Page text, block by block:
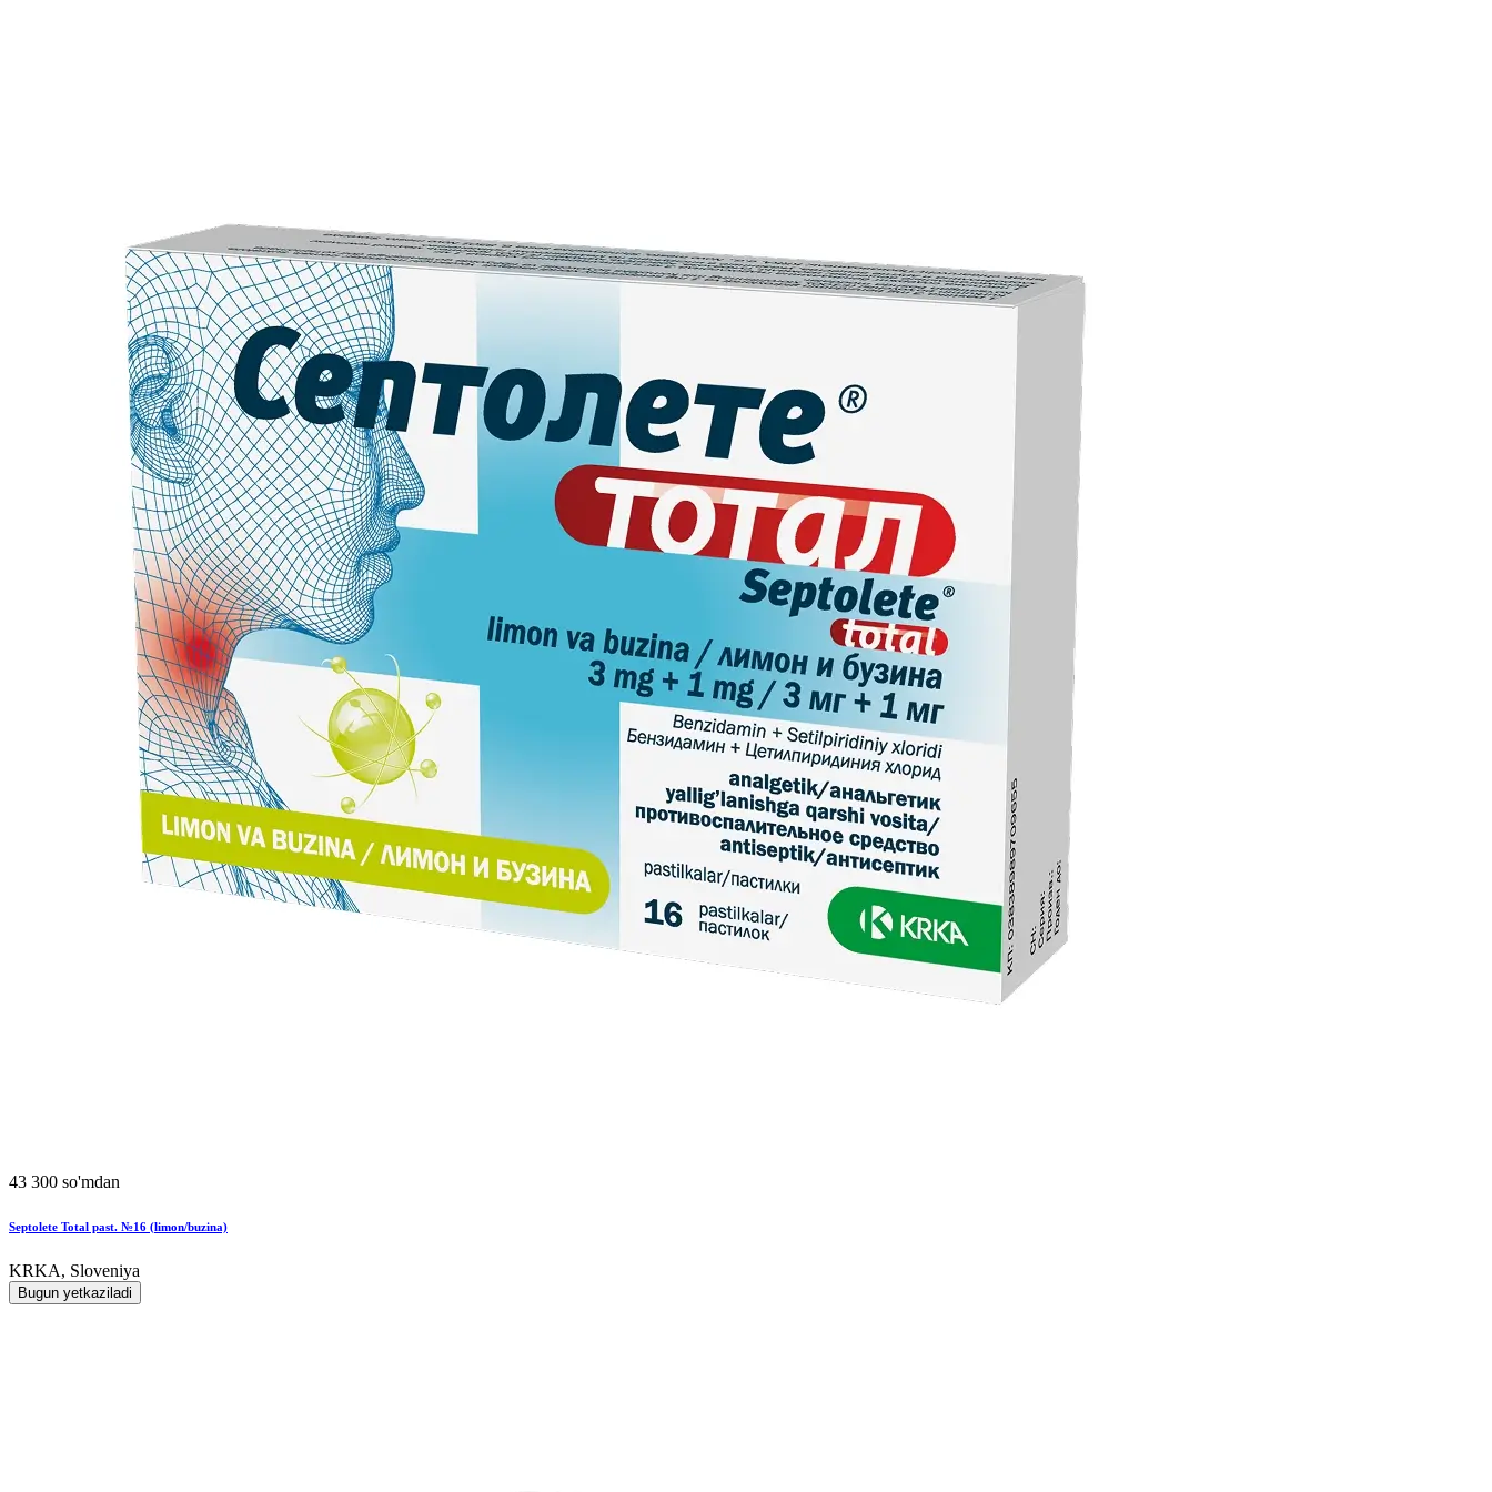
43 300 so'mdan
Septolete Total past. №16 (limon/buzina)
KRKA, Sloveniya
Bugun yetkaziladi